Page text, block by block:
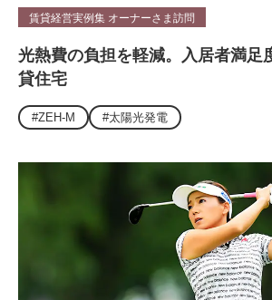
賃貸経営実例集 オーナーさま訪問
光熱費の負担を軽減。入居者満足
貸住宅
#ZEH-M #太陽光発電